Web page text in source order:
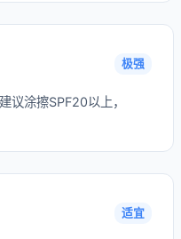
极强
议涂擦SPF20以上，
适宜